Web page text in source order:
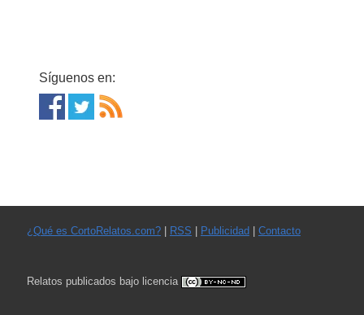
Síguenos en:
¿Qué es CortoRelatos.com?| RSS Publicidad Contacto
Relatos publicados bajo licencia